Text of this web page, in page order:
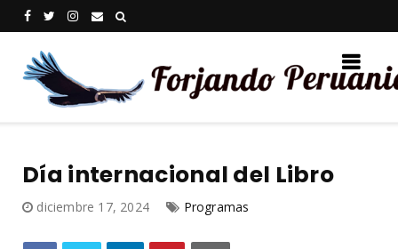
Día internacional del Libro
diciembre 17, 2024 Programas